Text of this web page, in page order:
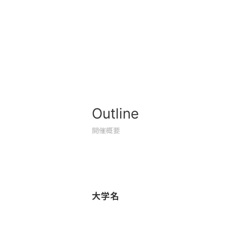
Outline
開催概要
大学名